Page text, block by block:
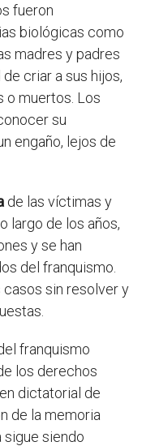
fueron
biológicas como
madres y padres
criar a sus hijos,
o muertos. Los
su
engaño, lejos de
de las víctimas y
largo de los años,
y se han
del franquismo.
casos sin resolver y
franquismo
los derechos
dictatorial de
de la memoria
sigue siendo